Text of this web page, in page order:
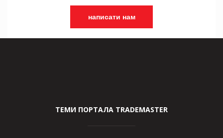
написати нам
ТЕМИ ПОРТАЛА TRADEMASTER